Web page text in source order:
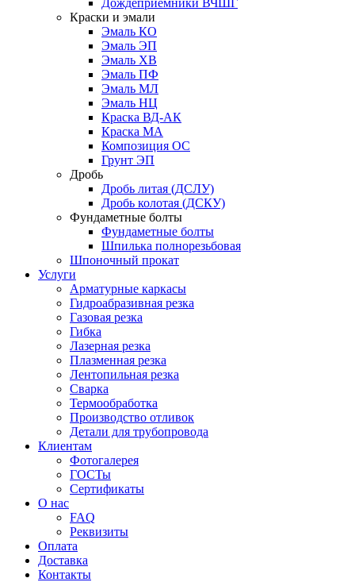
Дождеприемники ВЧШГ
Краски и эмали
Эмаль КО
Эмаль ЭП
Эмаль ХВ
Эмаль ПФ
Эмаль МЛ
Эмаль НЦ
Краска ВД-АК
Краска МА
Композиция ОС
Грунт ЭП
Дробь
Дробь литая (ДСЛУ)
Дробь колотая (ДСКУ)
Фундаметные болты
Фундаметные болты
Шпилька полнорезьбовая
Шпоночный прокат
Услуги
Арматурные каркасы
Гидроабразивная резка
Газовая резка
Гибка
Лазерная резка
Плазменная резка
Лентопильная резка
Сварка
Термообработка
Производство отливок
Детали для трубопровода
Клиентам
Фотогалерея
ГОСТы
Сертификаты
О нас
FAQ
Реквизиты
Оплата
Доставка
Контакты